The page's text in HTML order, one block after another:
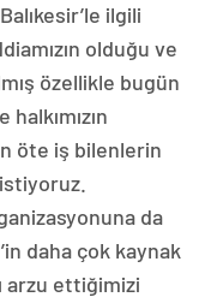
ilgili
olduğu ve
özellikle bugün
öte iş bilenlerin
da
daha çok kaynak
arzu ettiğimizi